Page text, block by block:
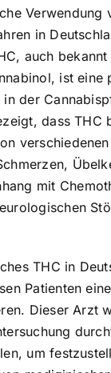
Verwendung
in
auch bekannt
ist eine
in der
dass THC
mit
THC in
Patienten
Dieser Arzt
um